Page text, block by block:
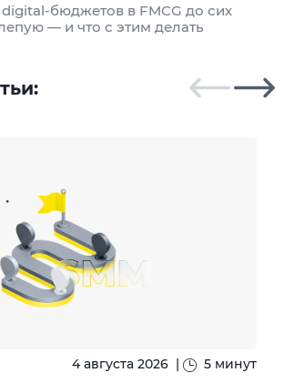
бюджетов в FMCG до сих
— и что с этим делать
4 августа 2026 | 5 минут